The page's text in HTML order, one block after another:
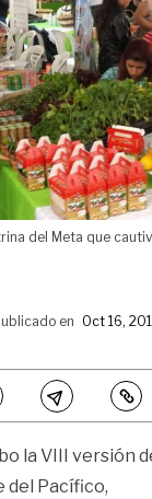
del Meta que
en Oct 16,
la VIII versión
del Pacífico,